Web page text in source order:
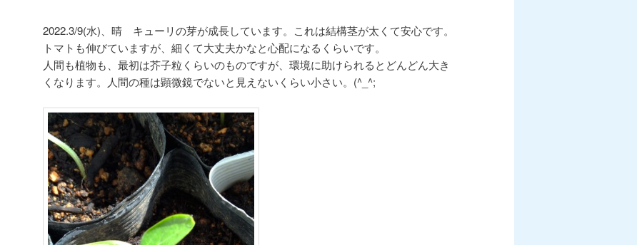
2022.3/9(水)、晴 キューリの芽が成長しています。これは結構茎が太くて安心です。
トマトも伸びていますが、細くて大丈夫かなと心配になるくらいです。
人間も植物も、最初は芥子粒くらいのものですが、環境に助けられるとどんどん大き
くなります。人間の種は顕微鏡でないと見えないくらい小さい。(^_^;